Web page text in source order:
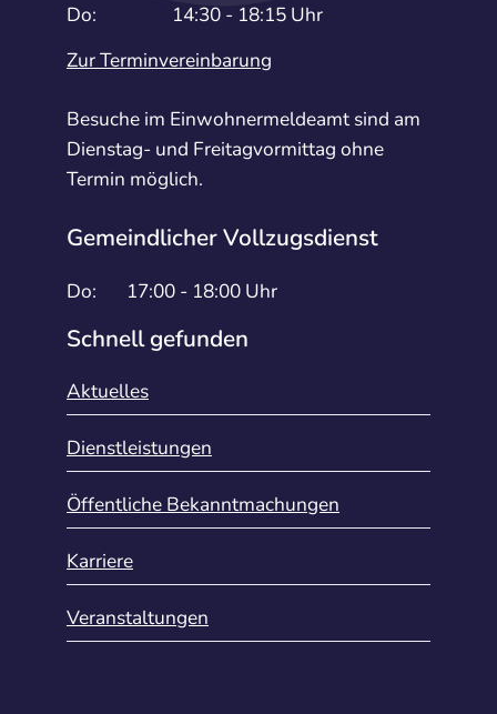
Do:
14:30 - 18:15 Uhr
Zur Terminvereinbarung
Besuche im Einwohnermeldeamt sind am
Dienstag- und Freitagvormittag ohne
Termin möglich.
Gemeindlicher Vollzugsdienst
Do: 17:00 - 18:00 Uhr
Schnell gefunden
Aktuelles
Dienstleistungen
Öffentliche Bekanntmachungen
Karriere
Veranstaltungen